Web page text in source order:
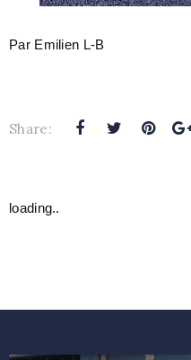
Par Emilien L-B
Share:
loading..